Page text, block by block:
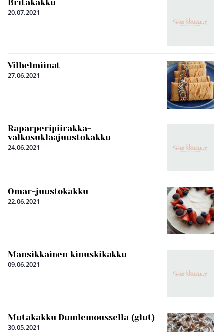
Britakakku
20.07.2021
Vilhelmiinat
27.06.2021
Raparperipiirakka-
valkosuklaajuustokakku
24.06.2021
Omar-juustokakku
22.06.2021
Mansikkainen kinuskikakku
09.06.2021
Mutakakku Dumlemoussella (glut)
30.05.2021